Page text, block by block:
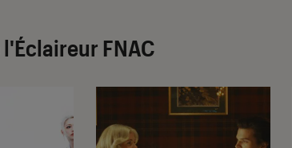
l'Éclaireur FNAC